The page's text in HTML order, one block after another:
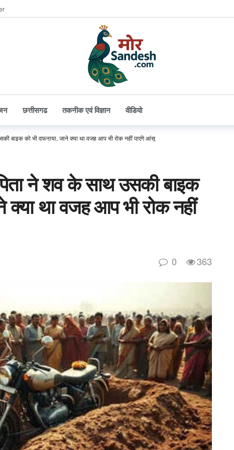
छत्तीसगढ तकनीक एवं विज्ञान वीडियो
बाइक को भी दफनाया, जाने क्या था वजह आप भी रोक नहीं पाएंगे आंसू
ने शव के साथ उसकी बाइक
क्या था वजह आप भी रोक नहीं
0 363